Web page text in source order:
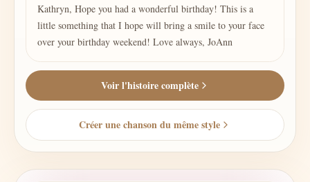
Kathryn, Hope you had a wonderful birthday! This is a
little something that I hope will bring a smile to your face
over your birthday weekend! Love always, JoAnn
Voir l'histoire complète
Créer une chanson du même style